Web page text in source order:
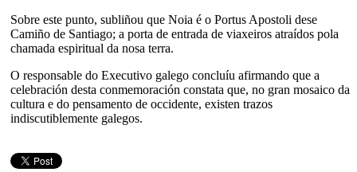
Sobre este punto, subliñou que Noia é o Portus Apostoli dese
Camiño de Santiago; a porta de entrada de viaxeiros atraídos pola
chamada espiritual da nosa terra.
O responsable do Executivo galego concluíu afirmando que a
celebración desta conmemoración constata que, no gran mosaico da
cultura e do pensamento de occidente, existen trazos
indiscutiblemente galegos.